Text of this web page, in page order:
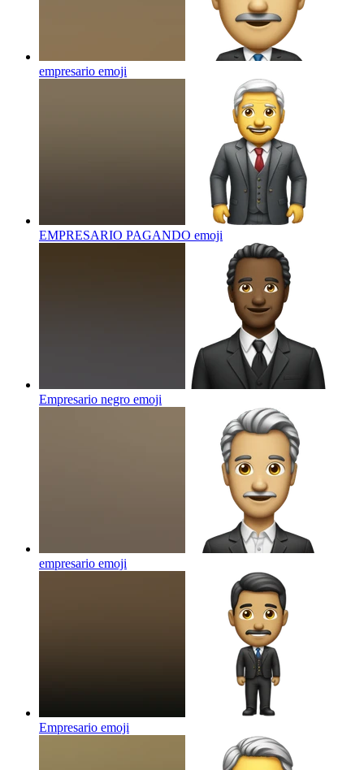
empresario emoji
EMPRESARIO PAGANDO emoji
Empresario negro emoji
empresario emoji
Empresario emoji